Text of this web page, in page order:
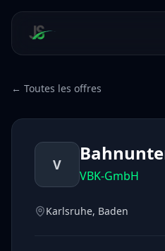
← Toutes les offres
V
VBK-GmbH
Karlsruhe, Baden